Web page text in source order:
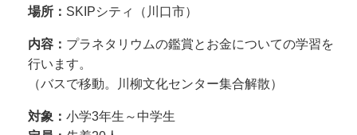
場所： SKIPシティ（川口市）
内容： プラネタリウムの鑑賞とお金についての学習を
行います。
（バスで移動。川柳文化センター集合解散）
対象：小学3年生～中学生